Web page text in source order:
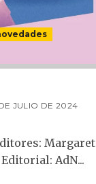
JULIO DE 2024
Margaret
AdN...